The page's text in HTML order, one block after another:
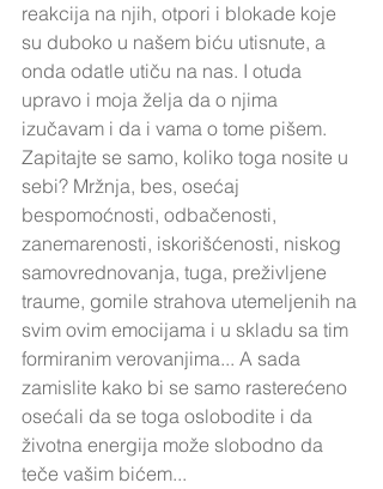
reakcija na njih, otpori i blokade koje
su duboko u našem biću utisnute, a
onda odatle utiču na nas. I otuda
upravo i moja želja da o njima
izučavam i da i vama o tome pišem.
Zapitajte se samo, koliko toga nosite u
sebi? Mržnja, bes, osećaj
bespomoćnosti, odbačenosti,
zanemarenosti, iskorišćenosti, niskog
samovrednovanja, tuga, preživljene
traume, gomile strahova utemeljenih na
svim ovim emocijama i u skladu sa tim
formiranim verovanjima... A sada
zamislite kako bi se samo rasterećeno
osećali da se toga oslobodite i da
životna energija može slobodno da
teče vašim bićem...